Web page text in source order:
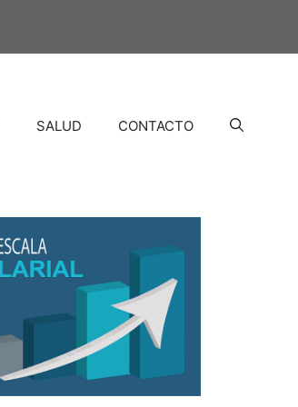
SALUD CONTACTO